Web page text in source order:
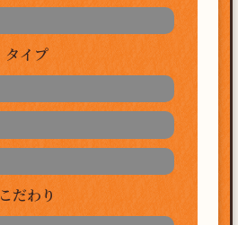
タイプ
こだわり